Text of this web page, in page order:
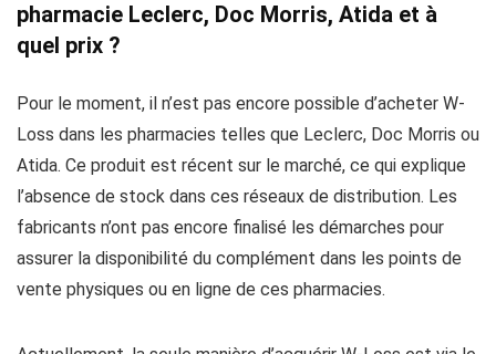
pharmacie Leclerc, Doc Morris, Atida et à
quel prix ?
Pour le moment, il n’est pas encore possible d’acheter W-
Loss dans les pharmacies telles que Leclerc, Doc Morris ou
Atida. Ce produit est récent sur le marché, ce qui explique
l’absence de stock dans ces réseaux de distribution. Les
fabricants n’ont pas encore finalisé les démarches pour
assurer la disponibilité du complément dans les points de
vente physiques ou en ligne de ces pharmacies.